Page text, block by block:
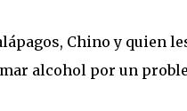
Chino y quien
alcohol por un